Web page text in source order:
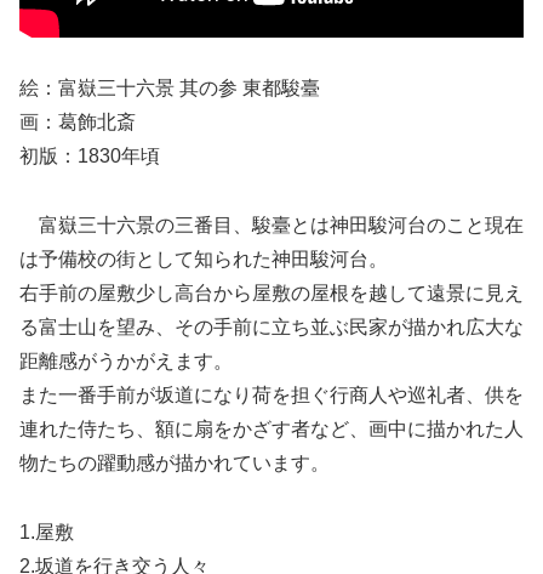
絵：富嶽三十六景 其の参 東都駿臺
画：葛飾北斎
初版：1830年頃
富嶽三十六景の三番目、駿臺とは神田駿河台のこと現在
は予備校の街として知られた神田駿河台。
右手前の屋敷少し高台から屋敷の屋根を越して遠景に見え
る富士山を望み、その手前に立ち並ぶ民家が描かれ広大な
距離感がうかがえます。
また一番手前が坂道になり荷を担ぐ行商人や巡礼者、供を
連れた侍たち、額に扇をかざす者など、画中に描かれた人
物たちの躍動感が描かれています。
1.屋敷
2.坂道を行き交う人々